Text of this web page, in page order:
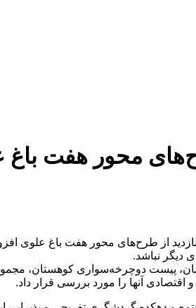
محور هفت
از طرح‌های محور هفت باغ علوی
دیگر نباشد.
پیست دوچرخه‌سواری کوهستان،
آنها را مورد بررسی قرار داد.